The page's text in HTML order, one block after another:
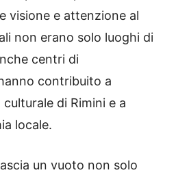
visione e attenzione al
non erano solo luoghi di
centri di
contribuito a
di Rimini e a
locale.
un vuoto non solo